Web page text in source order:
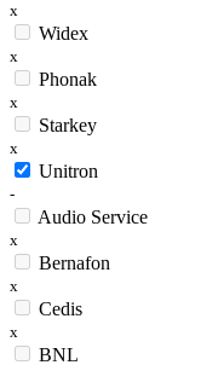
x
Widex
x
Phonak
x
Starkey
x
Unitron
-
Audio Service
x
Bernafon
x
Cedis
x
BNL